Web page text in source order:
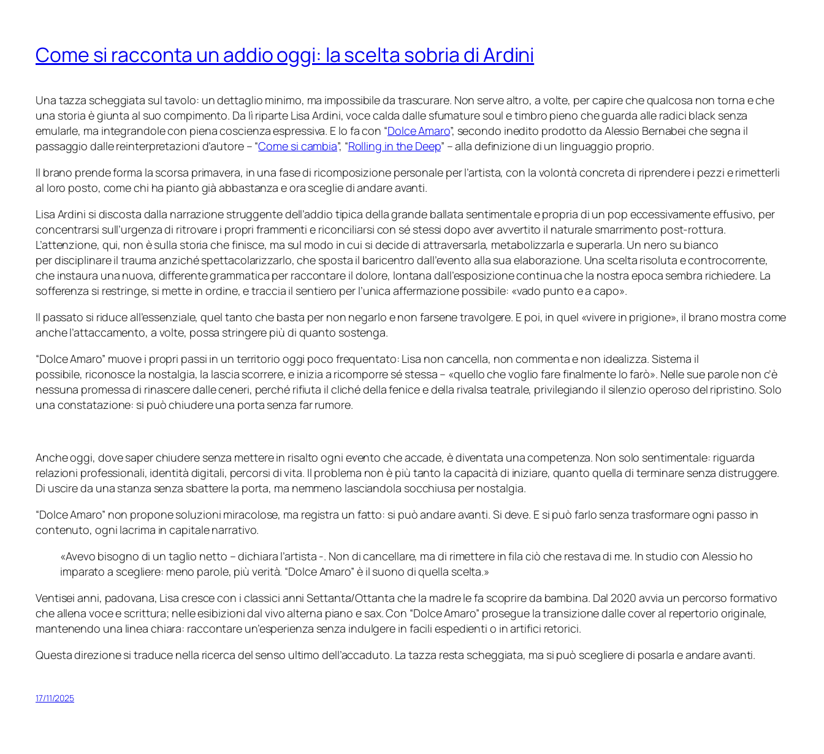
Come si racconta un addio oggi: la scelta sobria di Ardini
Una tazza scheggiata sul tavolo: un dettaglio minimo, ma impossibile da trascurare. Non serve altro, a volte, per capire che qualcosa non torna e che
una storia è giunta al suo compimento. Da lì riparte Lisa Ardini, voce calda dalle sfumature soul e timbro pieno che guarda alle radici black senza
emularle, ma integrandole con piena coscienza espressiva. E lo fa con “Dolce Amaro”, secondo inedito prodotto da Alessio Bernabei che segna il
passaggio dalle reinterpretazioni d’autore – “Come si cambia”, “Rolling in the Deep” – alla definizione di un linguaggio proprio.
Il brano prende forma la scorsa primavera, in una fase di ricomposizione personale per l’artista, con la volontà concreta di riprendere i pezzi e rimetterli
al loro posto, come chi ha pianto già abbastanza e ora sceglie di andare avanti.
Lisa Ardini si discosta dalla narrazione struggente dell’addio tipica della grande ballata sentimentale e propria di un pop eccessivamente effusivo, per
concentrarsi sull’urgenza di ritrovare i propri frammenti e riconciliarsi con sé stessi dopo aver avvertito il naturale smarrimento post-rottura.
L’attenzione, qui, non è sulla storia che finisce, ma sul modo in cui si decide di attraversarla, metabolizzarla e superarla. Un nero su bianco
per disciplinare il trauma anziché spettacolarizzarlo, che sposta il baricentro dall’evento alla sua elaborazione. Una scelta risoluta e controcorrente,
che instaura una nuova, differente grammatica per raccontare il dolore, lontana dall’esposizione continua che la nostra epoca sembra richiedere. La
sofferenza si restringe, si mette in ordine, e traccia il sentiero per l’unica affermazione possibile: «vado punto e a capo».
Il passato si riduce all’essenziale, quel tanto che basta per non negarlo e non farsene travolgere. E poi, in quel «vivere in prigione», il brano mostra come
anche l’attaccamento, a volte, possa stringere più di quanto sostenga.
“Dolce Amaro” muove i propri passi in un territorio oggi poco frequentato: Lisa non cancella, non commenta e non idealizza. Sistema il
possibile, riconosce la nostalgia, la lascia scorrere, e inizia a ricomporre sé stessa – «quello che voglio fare finalmente lo farò». Nelle sue parole non c’è
nessuna promessa di rinascere dalle ceneri, perché rifiuta il cliché della fenice e della rivalsa teatrale, privilegiando il silenzio operoso del ripristino. Solo
una constatazione: si può chiudere una porta senza far rumore.
Anche oggi, dove saper chiudere senza mettere in risalto ogni evento che accade, è diventata una competenza. Non solo sentimentale: riguarda
relazioni professionali, identità digitali, percorsi di vita. Il problema non è più tanto la capacità di iniziare, quanto quella di terminare senza distruggere.
Di uscire da una stanza senza sbattere la porta, ma nemmeno lasciandola socchiusa per nostalgia.
“Dolce Amaro” non propone soluzioni miracolose, ma registra un fatto: si può andare avanti. Si deve. E si può farlo senza trasformare ogni passo in
contenuto, ogni lacrima in capitale narrativo.
«Avevo bisogno di un taglio netto – dichiara l’artista -. Non di cancellare, ma di rimettere in fila ciò che restava di me. In studio con Alessio ho
imparato a scegliere: meno parole, più verità. “Dolce Amaro” è il suono di quella scelta.»
Ventisei anni, padovana, Lisa cresce con i classici anni Settanta/Ottanta che la madre le fa scoprire da bambina. Dal 2020 avvia un percorso formativo
che allena voce e scrittura; nelle esibizioni dal vivo alterna piano e sax. Con “Dolce Amaro” prosegue la transizione dalle cover al repertorio originale,
mantenendo una linea chiara: raccontare un’esperienza senza indulgere in facili espedienti o in artifici retorici.
Questa direzione si traduce nella ricerca del senso ultimo dell’accaduto. La tazza resta scheggiata, ma si può scegliere di posarla e andare avanti.
17/11/2025